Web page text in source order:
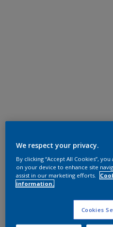
We respect your privacy.
By clicking “Accept All Cookies”,
on your device to enhance site
assist in our marketing efforts.
information.
Cookies